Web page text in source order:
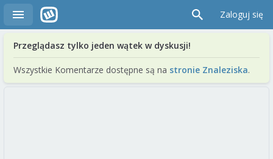
Zaloguj się
Przeglądasz tylko jeden wątek w dyskusji!
Wszystkie Komentarze dostępne są na stronie Znaleziska.